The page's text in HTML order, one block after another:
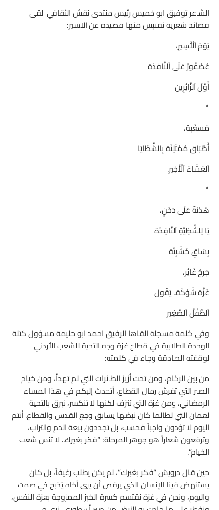
الشاعر توفيق ابو خميس رئيس منتدى نقش الثقافي القى
قصائد شعرية نقتبس منها قصيدة عن الاسير:
يَوْمُ اَلْأَسِيرِ،
عُصْفُورْ عَلَى اَلنَّافِذَةِ
أَوَّلَ اَلزَّائِرِين
*
مَسْغَبة،
أَطْبَاق مُمْتَلِئَة بِالشَّظَايَا
اَلْعَشَاءَ اَلْأَخِير.
*
هُدْنَةٌ عَلَى دَخَنٍ،
يَا لِلشَّظِيَّةِ اَلنَّافِذَة
بِسَاقِ خَشَبِيَّة
جَرْحٌ غَائِر،
غَزَّة شَوْكَة.. يَقُول
اَلطِّفْلُ اَلصَّغِير
وفي كلمة مسجلة القاها الرفيق احمد ابو حليمة مسؤول كتلة
الوحدة الطلابية في قطاع غزة وجه التحية للشعب الأردني
لوقفته الصادقة وجاء في كلمته:
من بين الركام، ومن تحت أزيز الطائرات التي لم تهدأ، ومن خيام
الصبر التي تفرش رمال القطاع، أتحدث إليكم في هذا المساء
الرمضاني، ومن غزة التي تنزف لكنها لا تنكسر، نبرق بالتحية
لعمان التي لطالما كان نبضها يسابق وجع القدس والقطاع. أنتم
اليوم لا تؤدون واجباً فحسب، بل تجددون بيعة الدم والتراب،
وترفعون شعاراً هو جوهر المرحلة: “فكر بغيرك.. لا تنس شعب
الخيام”.
حين قال درويش “فكر بغيرك”، لم يكن يطلب رغيفاً، بل كان
يستنهض فينا الإنسان الذي يرفض أن يرى أخاه يُذبح في صمت.
واليوم، ونحن في غزة نقتسم كسرة الخبز الممزوجة بعزة النفس،